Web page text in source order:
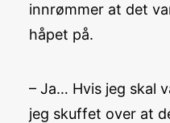
innrømmer at det
håpet på.
– Ja… Hvis jeg skal
jeg skuffet over at